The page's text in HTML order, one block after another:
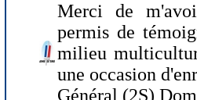
Merci de
permis de
milieu
une occasion
Général (2S)